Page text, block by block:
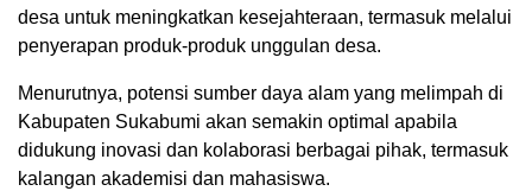
desa untuk meningkatkan kesejahteraan, termasuk melalui
penyerapan produk-produk unggulan desa.
Menurutnya, potensi sumber daya alam yang melimpah di
Kabupaten Sukabumi akan semakin optimal apabila
didukung inovasi dan kolaborasi berbagai pihak, termasuk
kalangan akademisi dan mahasiswa.